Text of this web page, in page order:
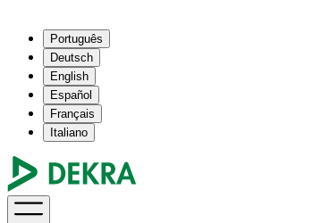
Português
Deutsch
English
Español
Français
Italiano